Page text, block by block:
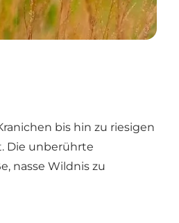
bis hin zu riesigen
Die unberührte
nasse Wildnis zu